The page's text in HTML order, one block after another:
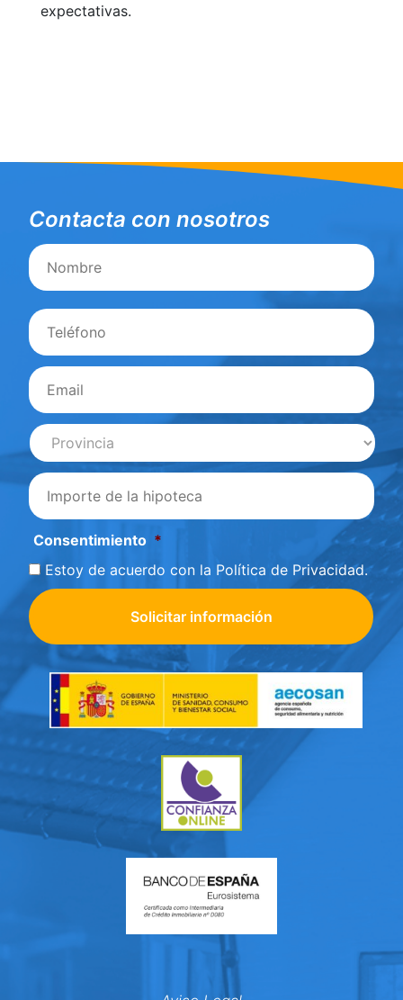
expectativas.
Contacta con nosotros
Nombre
Teléfono
Email
Provincia
importe
Consentimiento *
Estoy de acuerdo con la Política de Privacidad.